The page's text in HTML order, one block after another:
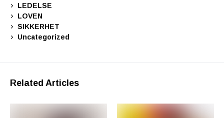
LEDELSE
LOVEN
SIKKERHET
Uncategorized
Related Articles